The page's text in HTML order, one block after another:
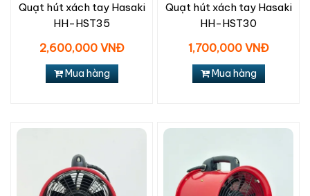
Quạt hút xách tay Hasaki
HH-HST35
2,600,000 VNĐ
Mua hàng
Quạt hút xách tay Hasaki
HH-HST30
1,700,000 VNĐ
Mua hàng